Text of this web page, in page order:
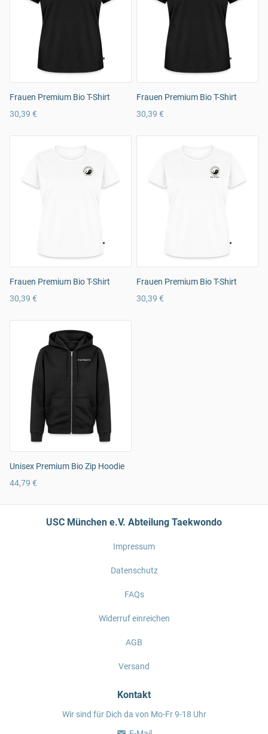
Frauen Premium Bio T-Shirt
30,39 €
Frauen Premium Bio T-Shirt
30,39 €
Frauen Premium Bio T-Shirt
30,39 €
Frauen Premium Bio T-Shirt
30,39 €
Unisex Premium Bio Zip Hoodie
44,79 €
USC München e.V. Abteilung Taekwondo
Impressum
Datenschutz
FAQs
Widerruf einreichen
AGB
Versand
Kontakt
Wir sind für Dich da von Mo-Fr 9-18 Uhr